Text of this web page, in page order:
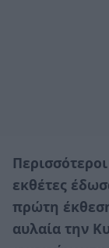
εκθέτες
πρώτη
αυλαία την